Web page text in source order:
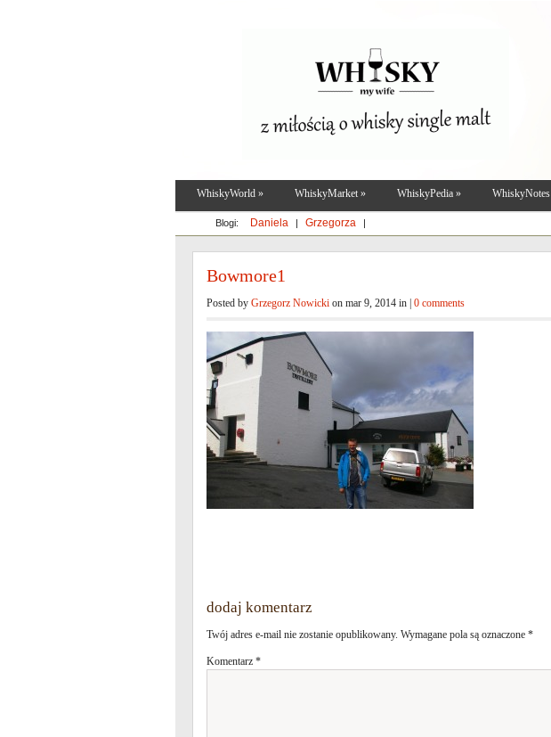
Blogi: Daniela | Grzegorza |
WhiskyWorld » WhiskyMarket » WhiskyPedia » WhiskyNotes
Bowmore1
Posted by Grzegorz Nowicki on mar 9, 2014 in | 0 comments
dodaj komentarz
Twój adres e-mail nie zostanie opublikowany. Wymagane pola są oznaczone *
Komentarz *